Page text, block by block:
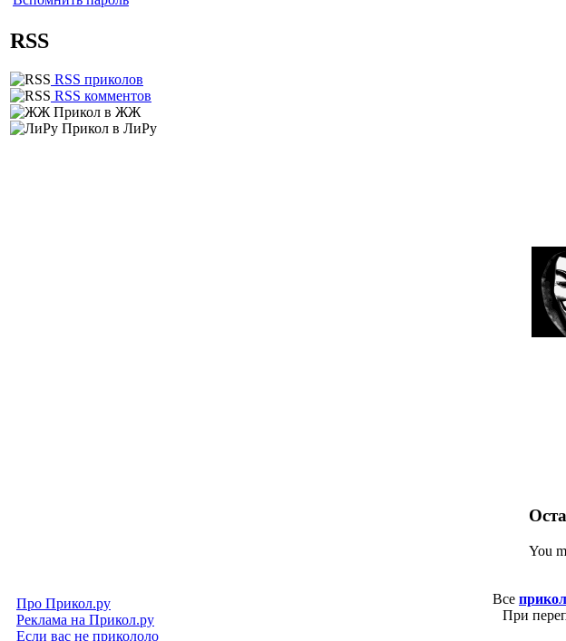
RSS
RSS приколов
RSS комментов
Прикол в ЖЖ
Прикол в ЛиРу
You
Про Прикол.ру
Реклама на Прикол.ру
Если вас не прикололо
Все
При